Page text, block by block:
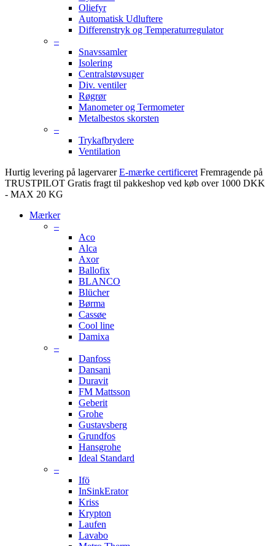
Oliefyr
Automatisk Udluftere
Differenstryk og Temperaturregulator
–
Snavssamler
Isolering
Centralstøvsuger
Div. ventiler
Røgrør
Manometer og Termometer
Metalbestos skorsten
–
Trykafbrydere
Ventilation
Hurtig levering på lagervarer E-mærke certificeret Fremragende på
TRUSTPILOT Gratis fragt til pakkeshop ved køb over 1000 DKK
- MAX 20 KG
Mærker
–
Aco
Alca
Axor
Ballofix
BLANCO
Blücher
Børma
Cassøe
Cool line
Damixa
–
Danfoss
Dansani
Duravit
FM Mattsson
Geberit
Grohe
Gustavsberg
Grundfos
Hansgrohe
Ideal Standard
–
Ifö
InSinkErator
Kriss
Krypton
Laufen
Lavabo